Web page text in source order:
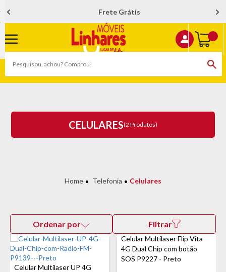
Frete Grátis
CELULARES(2 Produtos)
Telefonia Celulares
Ordenar por Filtrar
Celular Multilaser UP 4G
Celular Multilaser Flip Vita
4G Dual Chip com botão
SOS P9227 - Preto